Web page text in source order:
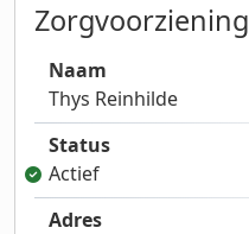
Zorgvoorziening
Naam
Thys Reinhilde
Status
Actief
Adres